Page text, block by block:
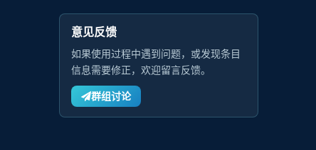
意见反馈
如果使用过程中遇到问题，或发现条目
信息需要修正，欢迎留言反馈。
群组讨论